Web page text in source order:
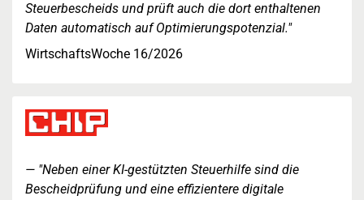
Steuerbescheids und prüft auch die dort enthaltenen
Daten automatisch auf Optimierungspotenzial."
WirtschaftsWoche 16/2026
"Neben einer KI-gestützten Steuerhilfe sind die
Bescheidprüfung und eine effizientere digitale